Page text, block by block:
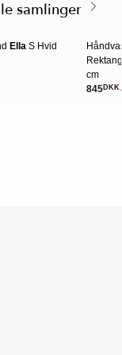
samlinger
Ella S Hvid
cm
845DKK